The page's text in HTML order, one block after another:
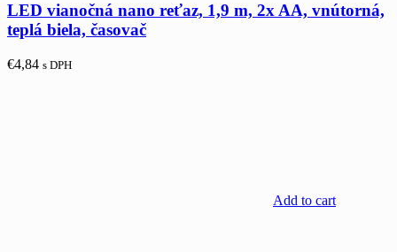
LED vianočná nano reťaz, 1,9 m, 2x AA, vnútorná,
teplá biela, časovač
€4,84 s DPH
Add to cart